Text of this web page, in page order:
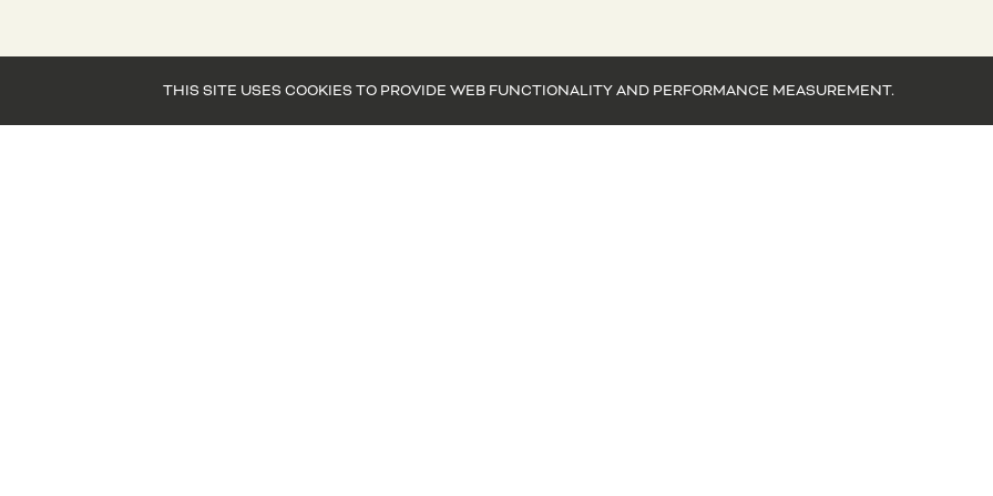
THIS SITE USES COOKIES TO PROVIDE WEB FUNCTIONALITY AND PERFORMANCE MEASUREMENT.